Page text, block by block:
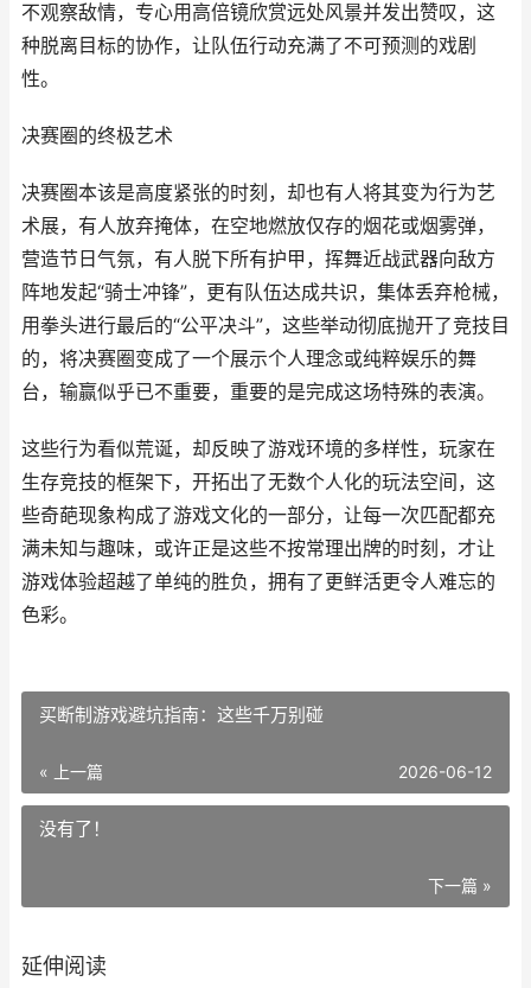
不观察敌情，专心用高倍镜欣赏远处风景并发出赞叹，这
种脱离目标的协作，让队伍行动充满了不可预测的戏剧
性。
决赛圈的终极艺术
决赛圈本该是高度紧张的时刻，却也有人将其变为行为艺
术展，有人放弃掩体，在空地燃放仅存的烟花或烟雾弹，
营造节日气氛，有人脱下所有护甲，挥舞近战武器向敌方
阵地发起“骑士冲锋”，更有队伍达成共识，集体丢弃枪械，
用拳头进行最后的“公平决斗”，这些举动彻底抛开了竞技目
的，将决赛圈变成了一个展示个人理念或纯粹娱乐的舞
台，输赢似乎已不重要，重要的是完成这场特殊的表演。
这些行为看似荒诞，却反映了游戏环境的多样性，玩家在
生存竞技的框架下，开拓出了无数个人化的玩法空间，这
些奇葩现象构成了游戏文化的一部分，让每一次匹配都充
满未知与趣味，或许正是这些不按常理出牌的时刻，才让
游戏体验超越了单纯的胜负，拥有了更鲜活更令人难忘的
色彩。
买断制游戏避坑指南：这些千万别碰
« 上一篇 2026-06-12
没有了！
下一篇 »
延伸阅读